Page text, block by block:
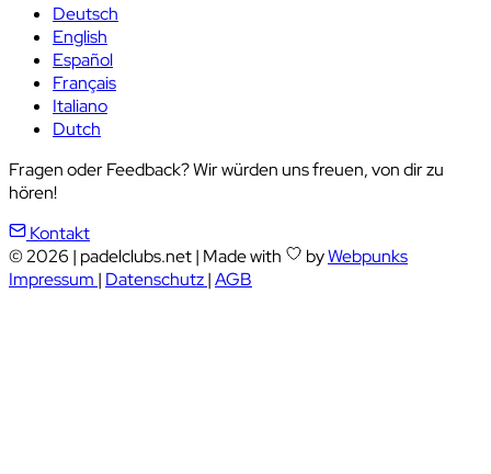
Deutsch
English
Español
Français
Italiano
Dutch
Fragen oder Feedback? Wir würden uns freuen, von dir zu
hören!
Kontakt
© 2026 | padelclubs.net| Made with byWebpunks
Impressum | Datenschutz|AGB